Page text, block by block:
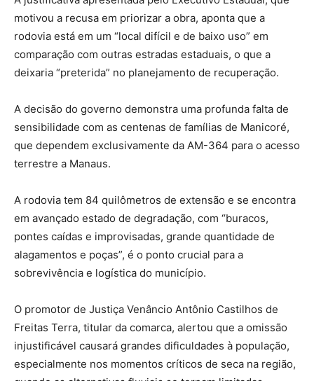
motivou a recusa em priorizar a obra, aponta que a
rodovia está em um “local difícil e de baixo uso” em
comparação com outras estradas estaduais, o que a
deixaria “preterida” no planejamento de recuperação.
A decisão do governo demonstra uma profunda falta de
sensibilidade com as centenas de famílias de Manicoré,
que dependem exclusivamente da AM-364 para o acesso
terrestre a Manaus.
A rodovia tem 84 quilômetros de extensão e se encontra
em avançado estado de degradação, com “buracos,
pontes caídas e improvisadas, grande quantidade de
alagamentos e poças”, é o ponto crucial para a
sobrevivência e logística do município.
O promotor de Justiça Venâncio Antônio Castilhos de
Freitas Terra, titular da comarca, alertou que a omissão
injustificável causará grandes dificuldades à população,
especialmente nos momentos críticos de seca na região,